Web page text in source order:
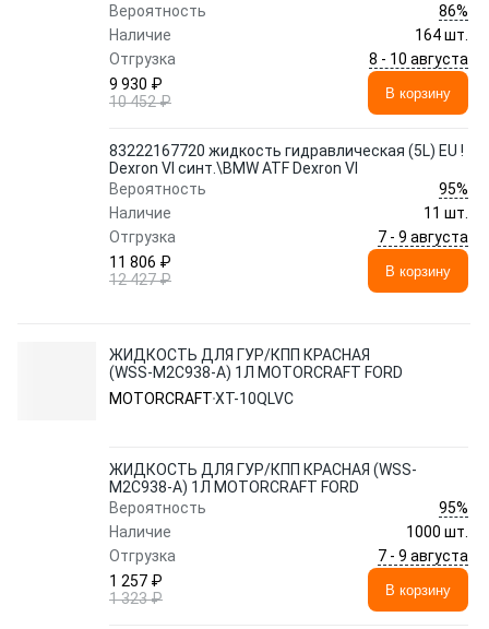
Вероятность
86%
Наличие
164 шт.
Отгрузка
8 - 10 августа
9 930 ₽
10 452 ₽
В корзину
83222167720 жидкость гидравлическая (5L) EU !
Dexron VI синт.\BMW ATF Dexron VI
Вероятность
95%
Наличие
11 шт.
Отгрузка
7 - 9 августа
11 806 ₽
12 427 ₽
В корзину
ЖИДКОСТЬ ДЛЯ ГУР/КПП КРАСНАЯ
(WSS-M2C938-A) 1Л MOTORCRAFT FORD
MOTORCRAFTXT-10QLVC
ЖИДКОСТЬ ДЛЯ ГУР/КПП КРАСНАЯ (WSS-
M2C938-A) 1Л MOTORCRAFT FORD
Вероятность
95%
Наличие
1000 шт.
Отгрузка
7 - 9 августа
1 257 ₽
1 323 ₽
В корзину